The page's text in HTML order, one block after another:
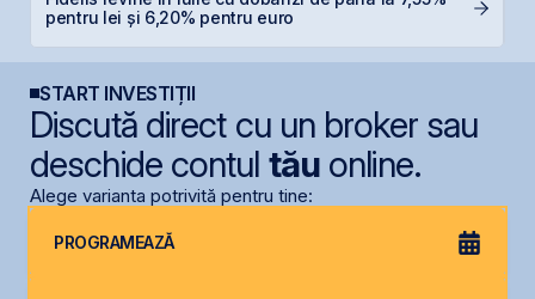
pentru lei și 6,20% pentru euro
START INVESTIȚII
Discută direct cu un broker sau
deschide contul tăuonline.
Alege varianta potrivită pentru tine:
PROGRAMEAZĂ